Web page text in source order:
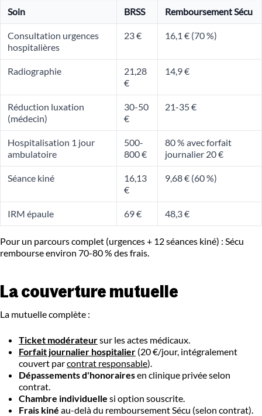
Soin BRSS Remboursement Sécu
Consultation urgences
hospitalières
23 € 16,1 € (70 %)
Radiographie
21,28
€
14,9 €
Réduction luxation
(médecin)
30-50
€
21-35 €
Hospitalisation 1 jour
ambulatoire
500-
800 €
80 % avec forfait
journalier 20 €
Séance kiné
16,13
€
9,68 € (60 %)
IRM épaule 69 € 48,3 €
Pour un parcours complet (urgences + 12 séances kiné) : Sécu
rembourse environ 70-80 % des frais.
La couverture mutuelle
La mutuelle complète :
Ticket modérateursur les actes médicaux.
Forfait journalier hospitalier (20 €/jour, intégralement
couvert parcontrat responsable).
Dépassements d'honorairesen clinique privée selon
contrat.
Chambre individuelle si option souscrite.
Frais kiné au-delà du remboursement Sécu (selon contrat).